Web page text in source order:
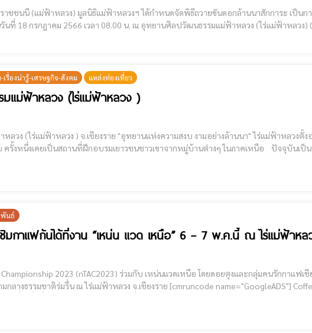
ถวายขันดอกล้านนาสักการะ เป็นการถวายความเคารพอย่าง
นที่ 18 กรกฎาคม 2566 เวลา 08.00 น. ณ​ อุทยานศิลปวัฒนธรรมแม่ฟ้าหลวง (ไร่แม่ฟ้าหลวง)
รื่องน่ารู้-เศรษฐกิจ-สังคม แหล่งท่องเที่ยว
แม่ฟ้าหลวง (ไร่แม่ฟ้าหลวง )
ยานแห่งความสงบ งามอย่างล้านนา" ไร่แม่ฟ้าหลวงตั้งอยู่บริเวณพื้นราบทาง
งเคยเป็นสถานที่ฝึกอบรมเยาวชนชาวเขาจากหมู่บ้านต่างๆ ในภาคเหนือ ปัจจุบันเป็นอุทยานศิลปะและ
พันธ์
มกาแฟกันได้ที่งาน “เหน่น แวด เหนือ” 6 – 7 พ.ค.นี้ ณ ไร่แม่ฟ้าหล
2023 (nTAC2023) ร่วมกับ เหน่นแวดเหนือ โดยดอยตุงและกลุ่มคนรักกาแฟเชี
ร่แม่ฟ้าหลวง จ.เชียงราย [cmruncode name="GoogleADS"] Coffee, Tea, Cocoa &